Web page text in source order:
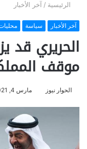
الرئيسية / آخر الأخبار
آخر الأخبار سياسة محليات
الحريري قد
موقف
الحوار نيوز مارس 4, 2021